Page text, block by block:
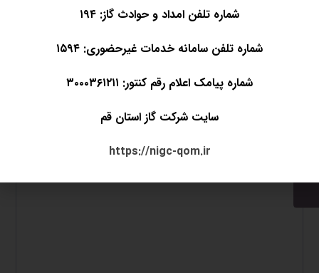
شماره تلفن امداد و حوادث گاز: ۱۹۴
شماره تلفن سامانه خدمات غیرحضوری: ۱۵۹۴
شماره پیامک اعلام رقم کنتور: ۳۰۰۰۳۶۱۲۱۱
سایت شرکت گاز استان قم
https://nigc-qom.ir